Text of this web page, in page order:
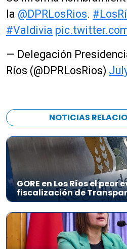
la @DPRLosRios.
#Valdivia
— Delegación
Ríos (@DPRLosRios)
NOTICIAS
GORE en Los Ríos el
fiscalización de